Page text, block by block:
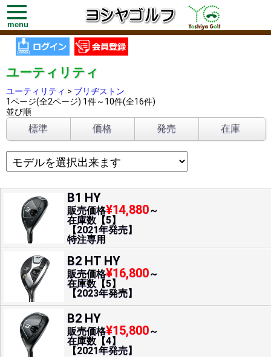
toggle
navigation
menu
ユーティリティ
ユーティリティ > ブリヂストン
1ページ(全2ページ) 1件～10件(全16件)
並び順
標準 価格 発売 在庫
B1 HY
販売価格¥14,880～
在庫数【5】
【2021年発売】
特注専用
B2 HT HY
販売価格¥16,800～
在庫数【5】
【2023年発売】
B2 HY
販売価格¥15,800～
在庫数【4】
【2021年発売】